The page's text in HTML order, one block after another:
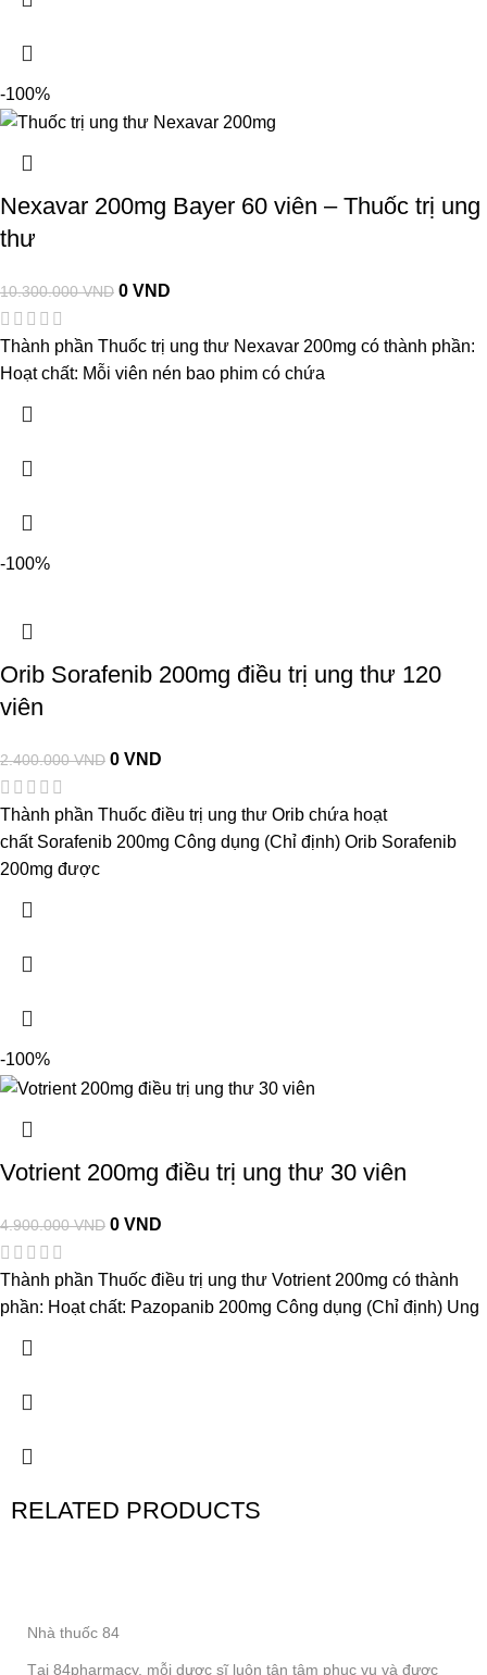
-100%
Nexavar 200mg Bayer 60 viên – Thuốc trị ung
thư
10.300.000VND 0VND
Thành phần Thuốc trị ung thư Nexavar 200mg có thành phần:
Hoạt chất: Mỗi viên nén bao phim có chứa
-100%
Orib Sorafenib 200mg điều trị ung thư 120
viên
2.400.000VND 0VND
Thành phần Thuốc điều trị ung thư Orib chứa hoạt
chất Sorafenib 200mg Công dụng (Chỉ định) Orib Sorafenib
200mg được
-100%
Votrient 200mg điều trị ung thư 30 viên
4.900.000VND 0VND
Thành phần Thuốc điều trị ung thư Votrient 200mg có thành
phần: Hoạt chất: Pazopanib 200mg Công dụng (Chỉ định) Ung
RELATED PRODUCTS
Nhà thuốc 84
Tại 84pharmacy, mỗi dược sĩ luôn tận tâm phục vụ và được